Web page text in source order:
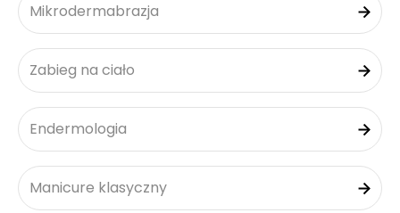
Mikrodermabrazja
Zabieg na ciało
Endermologia
Manicure klasyczny